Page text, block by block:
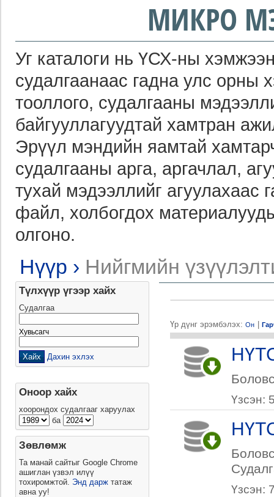
МИКРО
Уг каталоги нь ҮСХ-ны
судалгаанаас гадна улс орны
тооллого, судалгааны
байгууллагуудтай хамтран
Эрүүл мэндийн яамтай
судалгааны арга, аргачлал,
тухай мэдээллийг агуулахаас
файл, холбогдох
олгоно.
Нүүр › Нийгмийн
Үр дүнг эрэмбэлэх: Он
Үзсэн:
Үзсэн:
Түлхүүр үгээр хайх
Судалгаа
Хувьсагч
Дахин эхлэх
Оноор хайх
хоорондох судалгааг харуулах
ба
Зөвлөмж
Та манай сайтыг Google Chrome
ашиглан үзвэл илүү
тохиромжтой. Энд дарж татаж
авна уу!